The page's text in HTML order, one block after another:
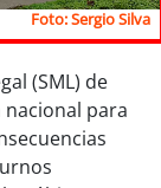
Foto: Sergio Silva
(SML) de
para